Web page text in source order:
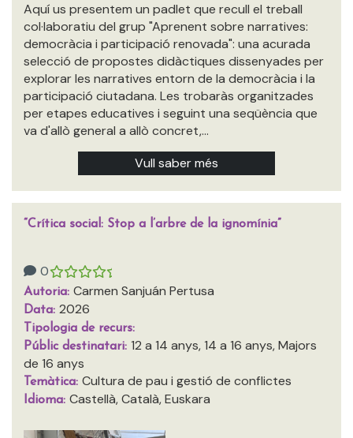
Aquí us presentem un padlet que recull el treball
col·laboratiu del grup "Aprenent sobre narratives:
democràcia i participació renovada": una acurada
selecció de propostes didàctiques dissenyades per
explorar les narratives entorn de la democràcia i la
participació ciutadana. Les trobaràs organitzades
per etapes educatives i seguint una seqüència que
va d'allò general a allò concret,…
Vull saber més
“Crítica social: Stop a l’arbre de la ignomínia”
0
Autoria: Carmen Sanjuán Pertusa
Data: 2026
Tipologia de recurs:
Públic destinatari: 12 a 14 anys, 14 a 16 anys, Majors
de 16 anys
Temàtica: Cultura de pau i gestió de conflictes
Idioma: Castellà, Català, Euskara